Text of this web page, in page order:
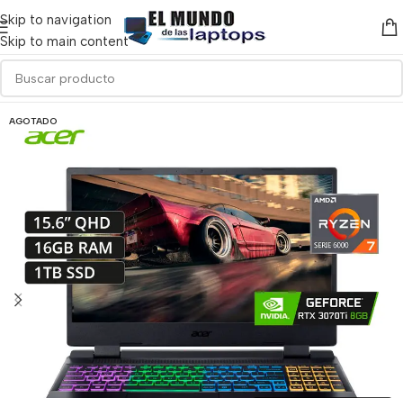
Skip to navigation
Skip to main content
AGOTADO